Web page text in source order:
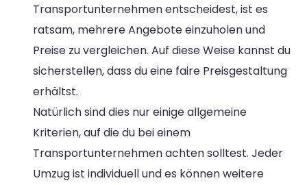
Transportunternehmen entscheidest, ist es
ratsam, mehrere Angebote einzuholen und
Preise zu vergleichen. Auf diese Weise kannst du
sicherstellen, dass du eine faire Preisgestaltung
erhältst.
Natürlich sind dies nur einige allgemeine
Kriterien, auf die du bei einem
Transportunternehmen achten solltest. Jeder
Umzug ist individuell und es können weitere